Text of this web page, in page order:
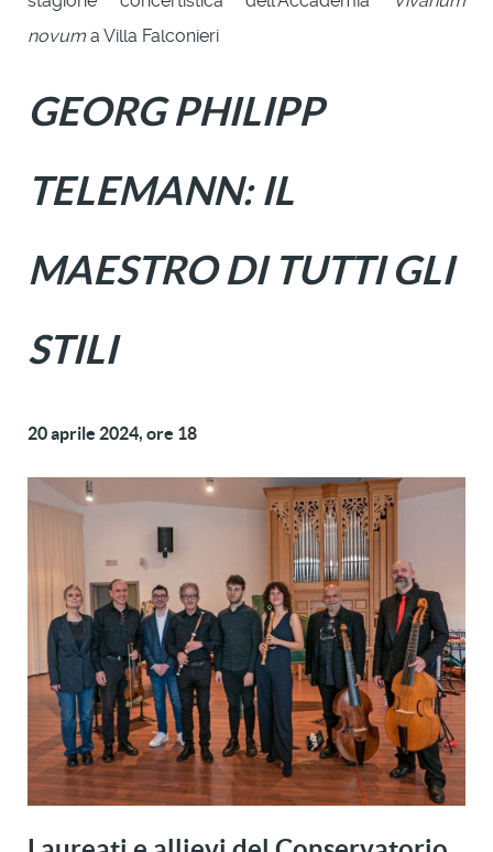
novum a Villa Falconieri
GEORG PHILIPP
TELEMANN: IL
MAESTRO DI TUTTI GLI
STILI
20 aprile 2024, ore 18